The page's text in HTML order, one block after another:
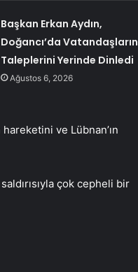
Başkan Erkan Aydın,
Doğancı’da Vatandaşların
Taleplerini Yerinde Dinledi
Ağustos 6, 2026
ve Lübnan’ın
çok cepheli bir